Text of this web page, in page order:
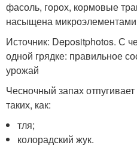
фасоль, горох, кормовые
насыщена
Источник: Depositphotos. С
одной грядке: правильное
урожай
Чесночный запах
таких, как:
тля;
колорадский жук.